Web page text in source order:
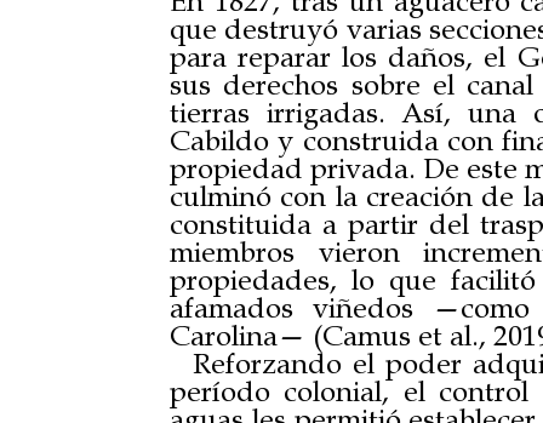
que destruyó varias
para reparar los daños, el
sus derechos sobre el
tierras irrigadas. Así, una
Cabildo y construida con
propiedad privada. De este
culminó con la creación de
constituida a partir del
miembros vieron
propiedades, lo que
afamados viñedos
Carolina— (Camus et al.,
Reforzando el poder
período colonial, el control